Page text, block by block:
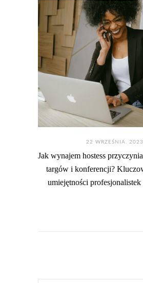
22 WRZEŚNIA. 2023
Jak wynajem hostess
targów i konferencji?
umiejętności